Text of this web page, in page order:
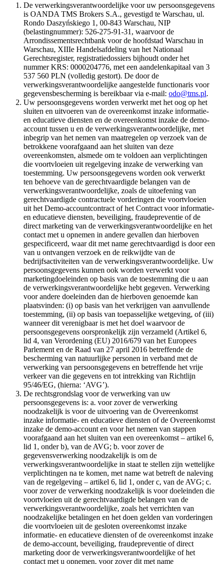
De verwerkingsverantwoordelijke voor uw persoonsgegevens
is OANDA TMS Brokers S.A., gevestigd te Warschau, ul.
Rondo Daszyńskiego 1, 00-843 Warschau, NIP
(belastingnummer): 526-275-91-31, waarvoor de
Arrondissementsrechtbank voor de hoofdstad Warschau in
Warschau, XIIIe Handelsafdeling van het Nationaal
Gerechtsregister, registratiedossiers bijhoudt onder het
nummer KRS: 0000204776, met een aandelenkapitaal van 3
537 560 PLN (volledig gestort). De door de
verwerkingsverantwoordelijke aangestelde functionaris voor
gegevensbescherming is bereikbaar via e-mail: odo@tms.pl.
Uw persoonsgegevens worden verwerkt met het oog op het
sluiten en uitvoeren van de overeenkomst inzake informatie-
en educatieve diensten en de overeenkomst inzake de demo-
account tussen u en de verwerkingsverantwoordelijke, met
inbegrip van het nemen van maatregelen op verzoek van de
betrokkene voorafgaand aan het sluiten van deze
overeenkomsten, alsmede om te voldoen aan verplichtingen
die voortvloeien uit regelgeving inzake de verwerking van
toestemming. Uw persoonsgegevens worden ook verwerkt
ten behoeve van de gerechtvaardigde belangen van de
verwerkingsverantwoordelijke, zoals de uitoefening van
gerechtvaardigde contractuele vorderingen die voortvloeien
uit het Demo-accountcontract of het Contract voor informatie-
en educatieve diensten, beveiliging, fraudepreventie of de
direct marketing van de verwerkingsverantwoordelijke en het
contact met u opnemen in andere gevallen dan hierboven
gespecificeerd, waar dit met name gerechtvaardigd is door een
van u ontvangen verzoek en de reikwijdte van de
bedrijfsactiviteiten van de verwerkingsverantwoordelijke. Uw
persoonsgegevens kunnen ook worden verwerkt voor
marketingdoeleinden op basis van de toestemming die u aan
de verwerkingsverantwoordelijke hebt gegeven. Verwerking
voor andere doeleinden dan de hierboven genoemde kan
plaatsvinden: (i) op basis van het verkrijgen van aanvullende
toestemming, (ii) op basis van toepasselijke wetgeving, of (iii)
wanneer dit verenigbaar is met het doel waarvoor de
persoonsgegevens oorspronkelijk zijn verzameld (Artikel 6,
lid 4, van Verordening (EU) 2016/679 van het Europees
Parlement en de Raad van 27 april 2016 betreffende de
bescherming van natuurlijke personen in verband met de
verwerking van persoonsgegevens en betreffende het vrije
verkeer van die gegevens en tot intrekking van Richtlijn
95/46/EG, (hierna: ‘AVG’).
De rechtsgrondslag voor de verwerking van uw
persoonsgegevens is: a. voor zover de verwerking
noodzakelijk is voor de uitvoering van de Overeenkomst
inzake informatie- en educatieve diensten of de Overeenkomst
inzake de demo-account en voor het nemen van stappen
voorafgaand aan het sluiten van een overeenkomst – artikel 6,
lid 1, onder b), van de AVG; b. voor zover de
gegevensverwerking noodzakelijk is om de
verwerkingsverantwoordelijke in staat te stellen zijn wettelijke
verplichtingen na te komen, met name wat betreft de naleving
van de regelgeving – artikel 6, lid 1, onder c, van de AVG; c.
voor zover de verwerking noodzakelijk is voor doeleinden die
voortvloeien uit de gerechtvaardigde belangen van de
verwerkingsverantwoordelijke, zoals het verrichten van
noodzakelijke betalingen en het doen gelden van vorderingen
die voortvloeien uit de gesloten overeenkomst inzake
informatie- en educatieve diensten of de overeenkomst inzake
de demo-account, beveiliging, fraudepreventie of direct
marketing door de verwerkingsverantwoordelijke of het
contact met u opnemen, voor zover dit met name